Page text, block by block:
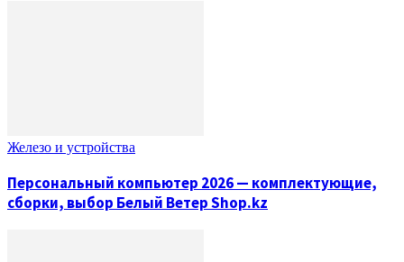
Железо и устройства
Персональный компьютер 2026 — комплектующие,
сборки, выбор Белый Ветер Shop.kz